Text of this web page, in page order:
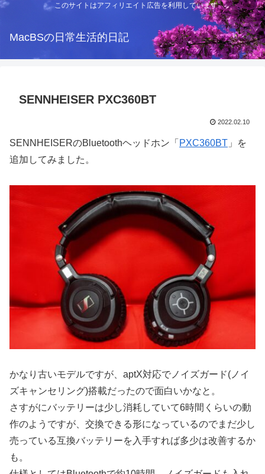
このサイトはアフィリエイト広告を利用しています
MacBSの日常生活的日記
SENNHEISER PXC360BT
2022.02.10
SENNHEISERのBluetoothヘッドホン「 PXC360BT 」を
追加してみました。
かなり古いモデルですが、aptX対応でノイズガード(ノイ
ズキャンセリング)搭載だったので面白いかなと。
さすがにバッテリーは少し消耗していて6時間くらいの動
作のようですが、交換できる形になっているのでまだ少し
売っている互換バッテリーを入手すれば多少は改善するか
も。